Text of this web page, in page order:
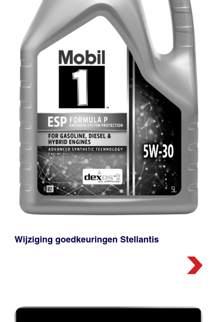
Wijziging goedkeuringen Stellantis